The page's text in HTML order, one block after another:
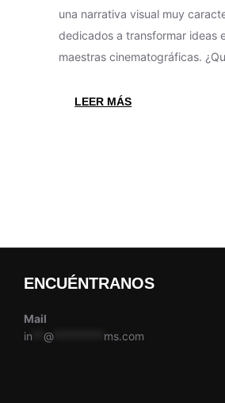
una narrativa visual muy
dedicados a transformar ideas
maestras cinematográficas.
LEER MÁS:
VIDA
ENCUÉNTRANOS
Mail
in
@ ms.com